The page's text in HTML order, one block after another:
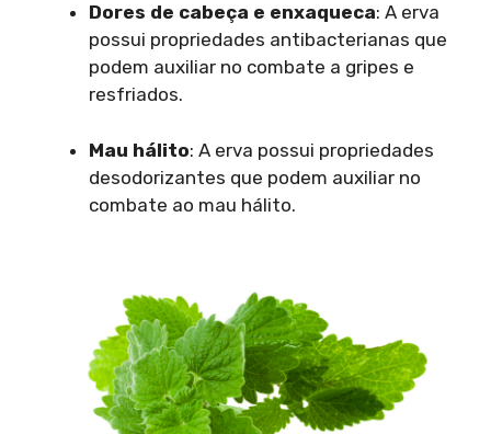
Dores de cabeça e enxaqueca: A erva
possui propriedades antibacterianas que
podem auxiliar no combate a gripes e
resfriados.
Mau hálito: A erva possui propriedades
desodorizantes que podem auxiliar no
combate ao mau hálito.